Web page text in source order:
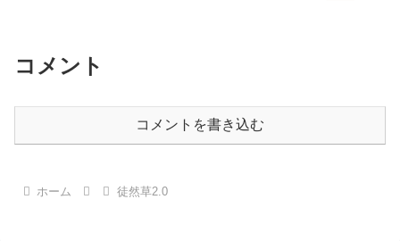
コメント
コメントを書き込む
ホーム 徒然草2.0